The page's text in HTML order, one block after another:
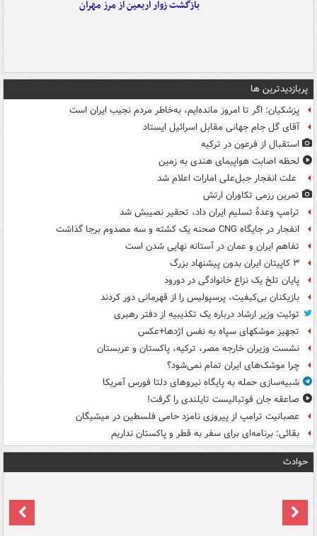
بازگشت زوار اربعین از مرز مهران
پربازدیدترین ها
پزشکیان: اگر تا امروز مانده‌ایم، به‌خاطر مردم نجیب ایران است
آقای گل جام جهانی مقابل اسرائیل ایستاد
استقبال از فرعون در ترکیه
لحظه اصابت هواپیمای هندی به زمین
علت انفجار جبل‌علی امارات اعلام شد
تمرین رزمی تکاوران ارتش
ترامپ وعدۀ تسلیم ایران داد، تحقیر نصیبش شد
انفجار در جایگاه CNG صحنه یک کشته و سه مصدوم برجا گذاشت
تفاهم ایران و عمان در آستانه نهایی شدن است
۳ کاپیتان ایران بدون پیشنهاد بزرگ
پایان تلخ یک نزاع خانوادگی در دورود
بازیکنان بی‌کیفیت، پرسپولیس را از قهرمانی دور کردند
توئیت وزیر ارشاد درباره یک تکذیبیه از دفتر رهبری
تجهیز موشکهای سپاه به نفس اژدها+عکس
نشست وزیران خارجه مصر، ترکیه، پاکستان و عربستان
چرا موشک‌های ایران تمام نمی‌شود؟
شبیه‌سازی حمله به پایگاه نیروهای دلتا فورس آمریکا
صاعقه جان فوتبالیست تایلندی را گرفت!
عصبانیت ترامپ از پیروزی نامزد حامی فلسطین در میشیگان
بقائی: برنامه‌ای برای سفر به قطر و پاکستان نداریم
حوادث